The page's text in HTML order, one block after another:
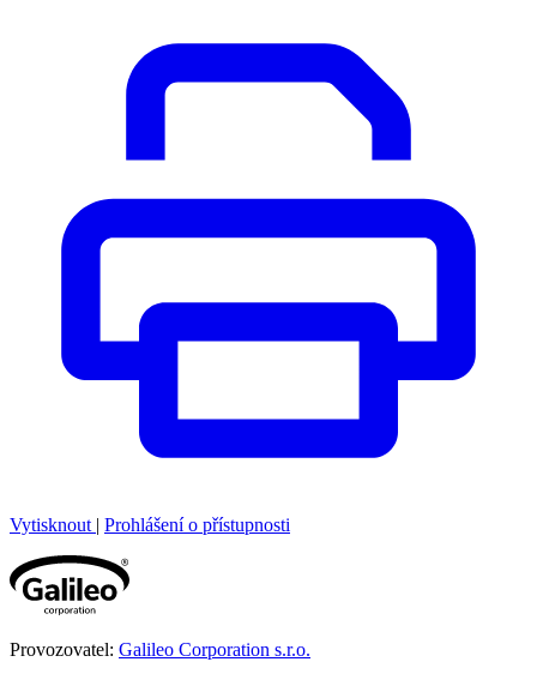
Vytisknout | Prohlášení o přístupnosti
Provozovatel: Galileo Corporation s.r.o.